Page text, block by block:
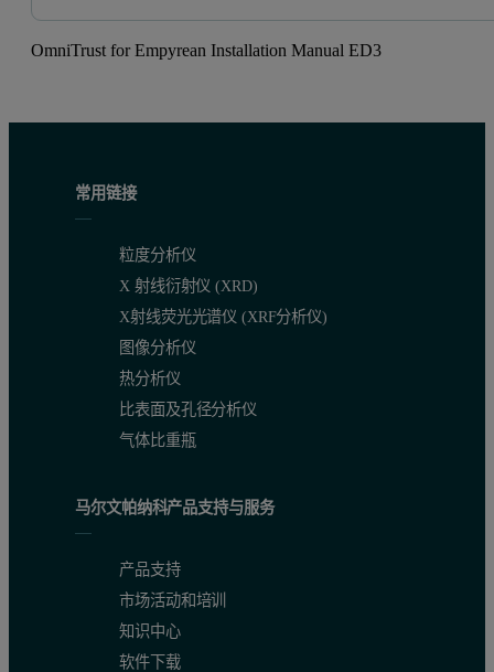
OmniTrust for Empyrean Installation Manual ED3
常用链接
粒度分析仪
X 射线衍射仪 (XRD)
X射线荧光光谱仪 (XRF分析仪)
图像分析仪
热分析仪
比表面及孔径分析仪
气体比重瓶
马尔文帕纳科产品支持与服务
产品支持
市场活动和培训
知识中心
软件下载